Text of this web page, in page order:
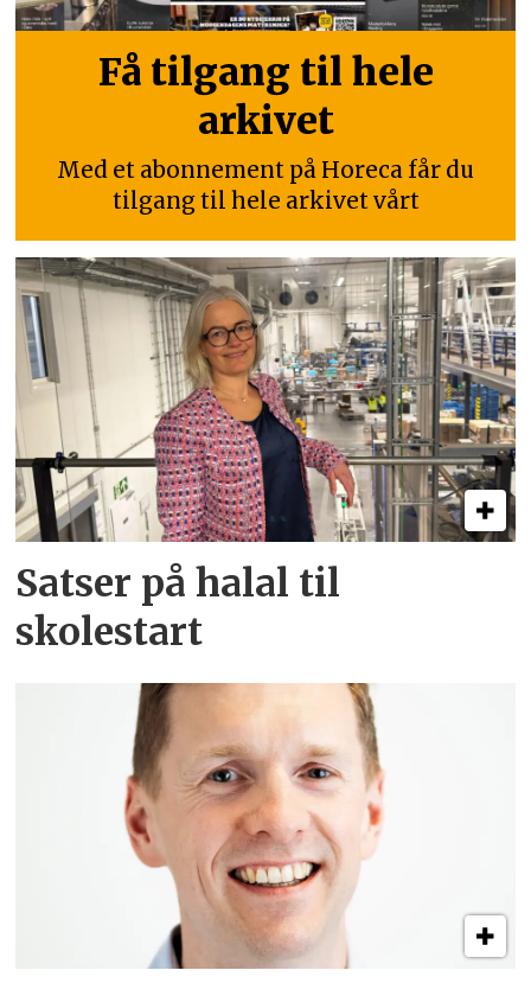
Få tilgang til hele
arkivet
Med et abonnement på Horeca får du
tilgang til hele arkivet vårt
Satser på halal til
skolestart